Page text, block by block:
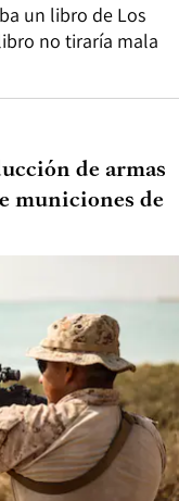
un libro de Los
no tiraría mala
de armas
municiones de